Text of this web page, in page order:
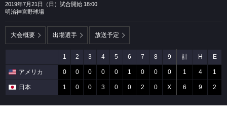
2019年7月21日（日）試合開始 18:00
明治神宮野球場
大会概要 出場選手 放送予定
1 2 3 4 5 6 7 8 9 計 H E
アメリカ 0 0 0 0 0 1 0 0 0 1 4 1
日本 1 0 0 3 0 0 2 0 X 6 9 2